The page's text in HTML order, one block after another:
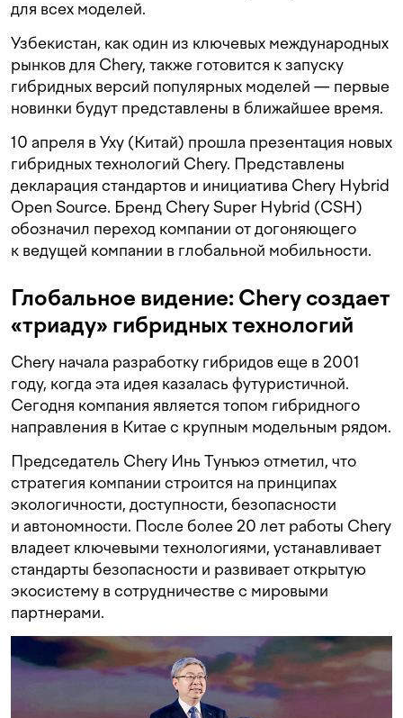
для всех моделей.
Узбекистан, как один из ключевых международных
рынков для Chery, также готовится к запуску
гибридных версий популярных моделей — первые
новинки будут представлены в ближайшее время.
10 апреля в Уху (Китай) прошла презентация новых
гибридных технологий Chery. Представлены
декларация стандартов и инициатива Chery Hybrid
Open Source. Бренд Chery Super Hybrid (CSH)
обозначил переход компании от догоняющего
к ведущей компании в глобальной мобильности.
Глобальное видение: Chery создает
«триаду» гибридных технологий
Chery начала разработку гибридов еще в 2001
году, когда эта идея казалась футуристичной.
Сегодня компания является топом гибридного
направления в Китае с крупным модельным рядом.
Председатель Chery Инь Тунъюэ отметил, что
стратегия компании строится на принципах
экологичности, доступности, безопасности
и автономности. После более 20 лет работы Chery
владеет ключевыми технологиями, устанавливает
стандарты безопасности и развивает открытую
экосистему в сотрудничестве с мировыми
партнерами.